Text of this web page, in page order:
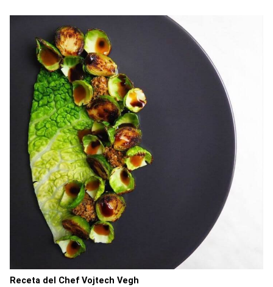
Receta del Chef Vojtech Vegh